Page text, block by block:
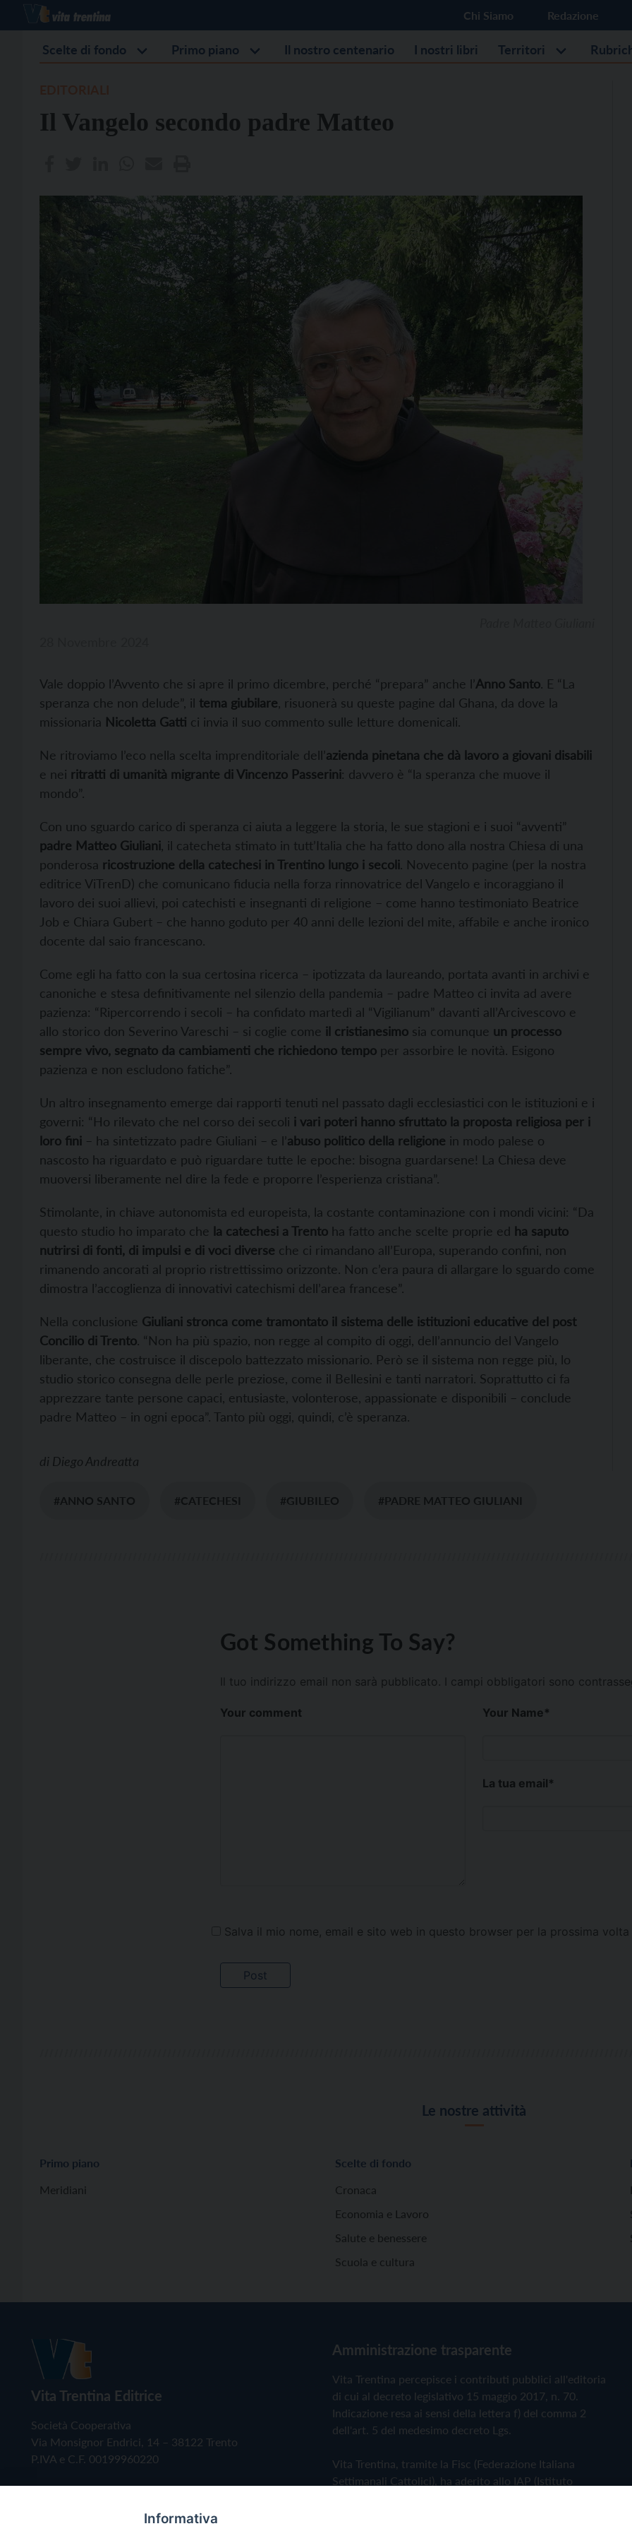
Chi Siamo Redazione
Scelte di fondo Primo piano Il nostro centenario I nostri libri Territori
Il Vangelo secondo padre Matteo
Vale doppio l’Avvento che si apre il primo dicembre, perché “prepara” anche l’Anno Santo. E “La
speranza che non delude”, il tema giubilare , risuonerà su queste pagine dal Ghana, da dove la
missionaria Nicoletta Gatti ci invia il suo commento sulle letture domenicali.
Ne ritroviamo l’eco nella scelta imprenditoriale dell’azienda pinetana che dà lavoro a giovani disabili
e nei ritratti di umanità migrante di Vincenzo Passerini: davvero è “la speranza che muove il
mondo”.
Con uno sguardo carico di speranza ci aiuta a leggere la storia, le sue stagioni e i suoi “avventi”
padre Matteo Giuliani , il catecheta stimato in tutt’Italia che ha fatto dono alla nostra Chiesa di una
ponderosa ricostruzione della catechesi in Trentino lungo i secoli. Novecento pagine (per la nostra
editrice ViTrenD) che comunicano fiducia nella forza rinnovatrice del Vangelo e incoraggiano il
lavoro dei suoi allievi, poi catechisti e insegnanti di religione – come hanno testimoniato Beatrice
Job e Chiara Gubert – che hanno goduto per 40 anni delle lezioni del mite, affabile e anche ironico
docente dal saio francescano.
Come egli ha fatto con la sua certosina ricerca – ipotizzata da laureando, portata avanti in archivi e
canoniche e stesa definitivamente nel silenzio della pandemia – padre Matteo ci invita ad avere
pazienza: “Ripercorrendo i secoli – ha confidato martedì al “Vigilianum” davanti all’Arcivescovo e
allo storico don Severino Vareschi – si coglie come il cristianesimo sia comunque un processo
sempre vivo, segnato da cambiamenti che richiedono tempo per assorbire le novità. Esigono
pazienza e non escludono fatiche”.
Un altro insegnamento emerge dai rapporti tenuti nel passato dagli ecclesiastici con le istituzioni e i
governi: “Ho rilevato che nel corso dei secoli i vari poteri hanno sfruttato la proposta religiosa per i
loro fini – ha sintetizzato padre Giuliani – e l’abuso politico della religione in modo palese o
nascosto ha riguardato e può riguardare tutte le epoche: bisogna guardarsene! La Chiesa deve
muoversi liberamente nel dire la fede e proporre l’esperienza cristiana”.
Stimolante, in chiave autonomista ed europeista, la costante contaminazione con i mondi vicini: “Da
questo studio ho imparato che la catechesi a Trento ha fatto anche scelte proprie ed ha saputo
nutrirsi di fonti, di impulsi e di voci diverse che ci rimandano all’Europa, superando confini, non
rimanendo ancorati al proprio ristrettissimo orizzonte. Non c’era paura di allargare lo sguardo come
dimostra l’accoglienza di innovativi catechismi dell’area francese”.
Nella conclusione Giuliani stronca come tramontato il sistema delle istituzioni educative del post
Concilio di Trento. “Non ha più spazio, non regge al compito di oggi, dell’annuncio del Vangelo
liberante, che costruisce il discepolo battezzato missionario. Però se il sistema non regge più, lo
studio storico consegna delle perle preziose, come il Bellesini e tanti narratori. Soprattutto ci fa
apprezzare tante persone capaci, entusiaste, volonterose, appassionate e disponibili – conclude
padre Matteo – in ogni epoca”. Tanto più oggi, quindi, c’è speranza.
di Diego Andreatta
#ANNO SANTO #CATECHESI #GIUBILEO #PADRE MATTEO GIULIANI
Got Something To Say?
Il tuo indirizzo email non sarà pubblicato. I campi obbligatori sono
Your comment Your Name*
La tua email*
Salva il mio nome, email e sito web in questo browser per la prossima
Le nostre attività
Primo piano
Meridiani
Scelte di fondo
Cronaca
Economia e Lavoro
Salute e benessere
Scuola e cultura
Vita Trentina Editrice
Società Cooperativa
Via Monsignor Endrici, 14 – 38122 Trento
P.IVA e C.F. 00199960220
Amministrazione trasparente
Vita Trentina percepisce i contributi pubblici all'editoria
di cui al decreto legislativo 15 maggio 2017, n. 70.
Indicazione resa ai sensi della lettera f) del comma 2
dell'art. 5 del medesimo decreto Lgs.
Vita Trentina, tramite la Fisc (Federazione Italiana
Settimanali Cattolici), ha aderito allo IAP (Istituto
Informativa